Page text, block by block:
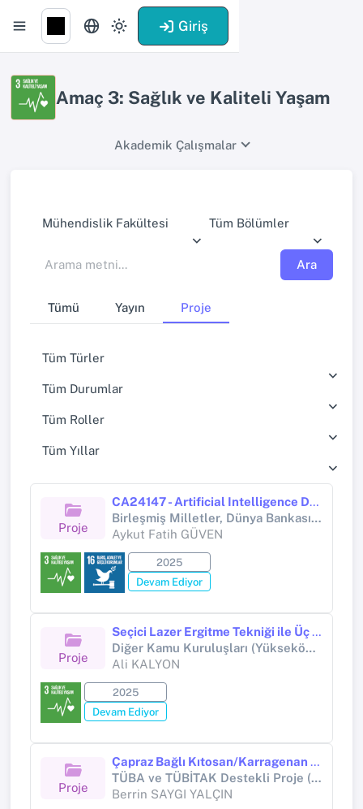
Giriş
Amaç 3: Sağlık ve Kaliteli Yaşam
Akademik Çalışmalar
Mühendislik Fakültesi Tüm Bölümler
Ara
Tümü Yayın Proje
Tüm Türler
Tüm Durumlar
Tüm Roller
Tüm Yıllar
Proje
CA24147 - Artificial Intelligence Driven Dental AgEstimation Network (AID-AgE)
Birleşmiş Milletler, Dünya Bankası, UNESCO, Avrupa Birliği ve Avrupa Konseyi Destekli Proje (COST)
Aykut Fatih GÜVEN
2025
Devam Ediyor
Proje
Seçici Lazer Ergitme Tekniği ile Üç Yönlü Periyodik Minimal Yüzeyli Tibial İmplant Tasarımı ve Üretimi
Diğer Kamu Kuruluşları (Yükseköğretim Kurumları Hariç) (Tüseb A GRUBU ACİL AR-GE PROJELERİ)
Ali KALYON
2025
Devam Ediyor
Proje
Çapraz Bağlı Kıtosan/Karragenan Hıdrojellerının Sentezı, İlaç Salım Sıstemlerınde Uygulanması ve Karakterızasyonu
TÜBA ve TÜBİTAK Destekli Proje (TÜBİTAK PROJESİ)
Berrin SAYGI YALÇIN